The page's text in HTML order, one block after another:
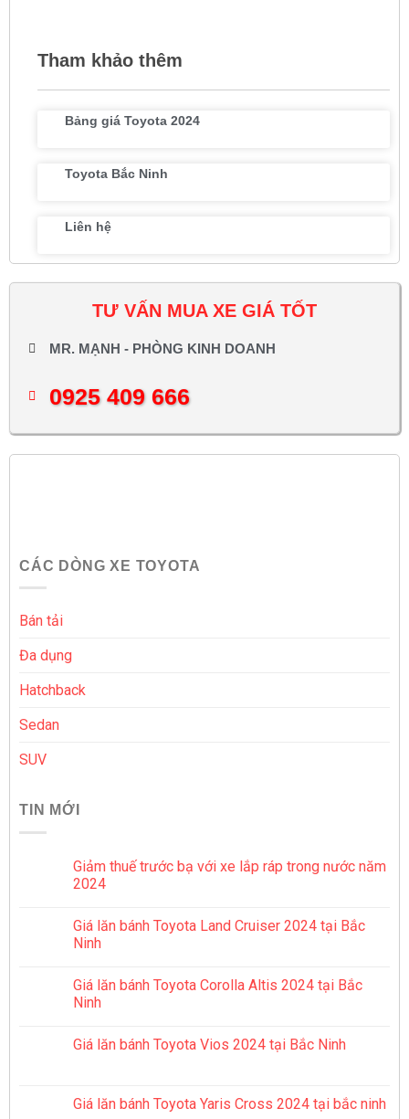
Tham khảo thêm
Bảng giá Toyota 2024
Toyota Bắc Ninh
Liên hệ
TƯ VẤN MUA XE GIÁ TỐT
MR. MẠNH - PHÒNG KINH DOANH
0925 409 666
CÁC DÒNG XE TOYOTA
Bán tải
Đa dụng
Hatchback
Sedan
SUV
TIN MỚI
Giảm thuế trước bạ với xe lắp ráp trong nước năm
2024
Giá lăn bánh Toyota Land Cruiser 2024 tại Bắc
Ninh
Giá lăn bánh Toyota Corolla Altis 2024 tại Bắc
Ninh
Giá lăn bánh Toyota Vios 2024 tại Bắc Ninh
Giá lăn bánh Toyota Yaris Cross 2024 tại bắc ninh